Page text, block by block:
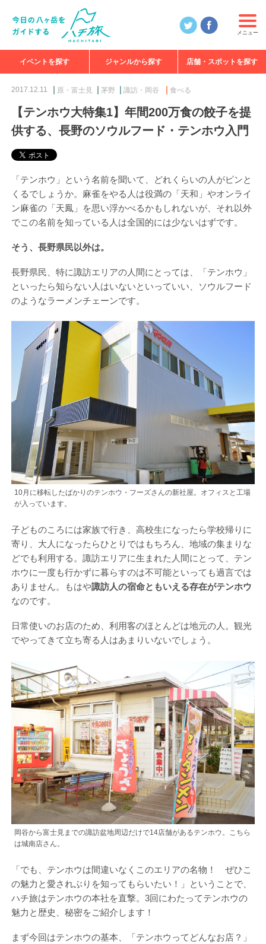
メニュー
イベントを探す ジャンルから探す 店舗・スポットを探す
2017.12.11 原・富士見 茅野 諏訪・岡谷 食べる
【テンホウ大特集1】年間200万食の餃子を提
供する、長野のソウルフード・テンホウ入門
「テンホウ」という名前を聞いて、どれくらいの人がピンと
くるでしょうか。麻雀をやる人は役満の「天和」やオンライ
ン麻雀の「天鳳」を思い浮かべるかもしれないが、それ以外
でこの名前を知っている人は全国的には少ないはずです。
そう、長野県民以外は。
長野県民、特に諏訪エリアの人間にとっては、「テンホウ」
といったら知らない人はいないといっていい、ソウルフード
のようなラーメンチェーンです。
10月に移転したばかりのテンホウ・フーズさんの新社屋。オフィスと工場
が入っています。
子どものころには家族で行き、高校生になったら学校帰りに
寄り、大人になったらひとりではもちろん、地域の集まりな
どでも利用する。諏訪エリアに生まれた人間にとって、テン
ホウに一度も行かずに暮らすのは不可能といっても過言では
ありません。もはや諏訪人の宿命ともいえる存在がテンホウ
なのです。
日常使いのお店のため、利用客のほとんどは地元の人。観光
でやってきて立ち寄る人はあまりいないでしょう。
岡谷から富士見までの諏訪盆地周辺だけで14店舗があるテンホウ。こちら
は城南店さん。
「でも、テンホウは間違いなくこのエリアの名物！ ぜひこ
の魅力と愛されぶりを知ってもらいたい！」ということで、
ハチ旅はテンホウの本社を直撃。3回にわたってテンホウの
魅力と歴史、秘密をご紹介します！
まず今回はテンホウの基本、「テンホウってどんなお店？」